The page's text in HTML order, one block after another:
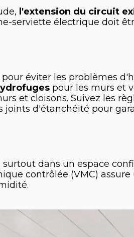
l'extension du circuit
serviette électrique doit
éviter les problèmes
pour les murs et
et cloisons. Suivez les
joints d'étanchéité pour
dans un espace
contrôlée (VMC)